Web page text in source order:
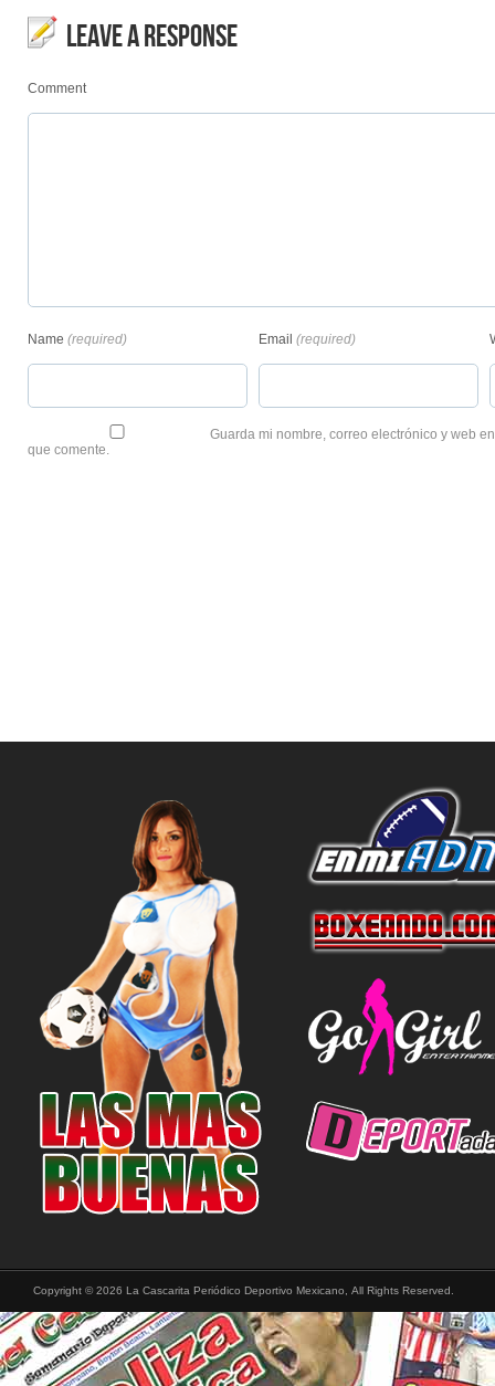
LEAVE A RESPONSE
Comment
Name (required) Email (required)
Guarda mi nombre, correo electrónico y web
que comente.
Copyright © 2026 La Cascarita Periódico Deportivo Mexicano, All Rights Reserved.